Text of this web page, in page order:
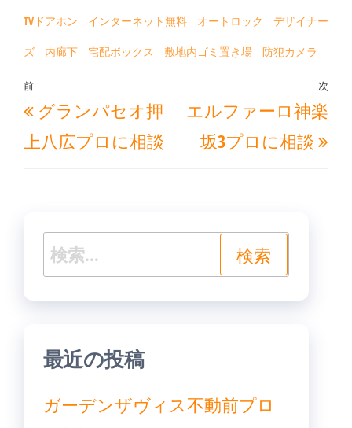
TVドアホン インターネット無料 オートロック デザイナー
ズ 内廊下 宅配ボックス 敷地内ゴミ置き場 防犯カメラ
投
稿
ナ
ョ
ン
過
去
の
前
グランパセオ押
上八広プロに相談
次
次
エルファーロ神楽
坂3プロに相談
検
索:
最近の投稿
ガーデンザヴィス不動前プロ